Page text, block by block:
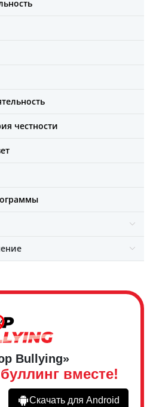
честности
Bullying»
вместе!
Скачать для Android